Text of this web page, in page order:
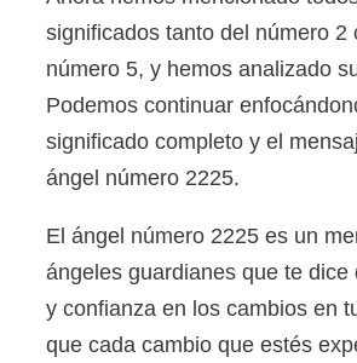
significados tanto del número 2
número 5, y hemos analizado
Podemos continuar
significado completo y el
ángel número 2225.
El ángel número 2225 es un
ángeles guardianes que te dice
y confianza en los cambios en
que cada cambio que estés